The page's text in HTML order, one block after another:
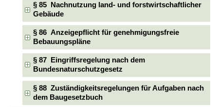
§ 85 Nachnutzung land- und forstwirtschaftlicher
Gebäude
§ 86 Anzeigepflicht für genehmigungsfreie
Bebauungspläne
§ 87 Eingriffsregelung nach dem
Bundesnaturschutzgesetz
§ 88 Zuständigkeitsregelungen für Aufgaben nach
dem Baugesetzbuch